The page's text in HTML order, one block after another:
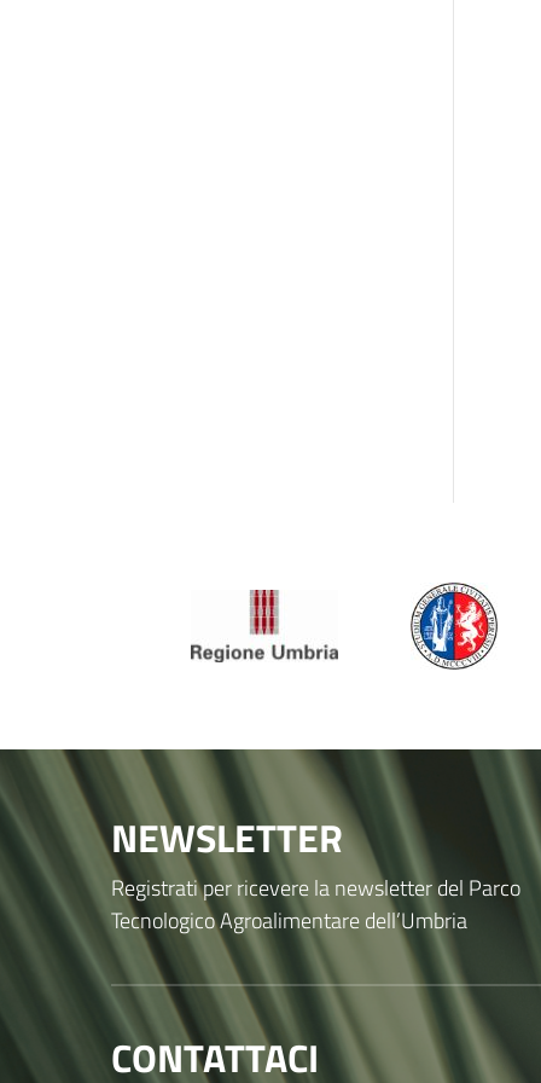
NEWSLETTER
Registrati per ricevere la newsletter del Parco
Tecnologico Agroalimentare dell’Umbria
CONTATTACI